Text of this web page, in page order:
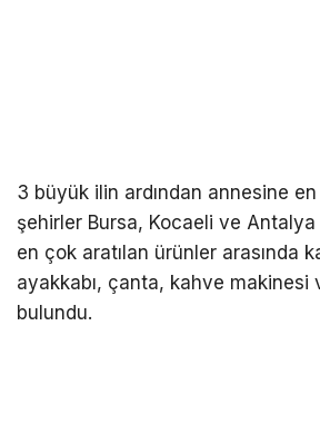
3 büyük ilin ardından annesine
şehirler Bursa, Kocaeli ve
en çok aratılan ürünler arasında
ayakkabı, çanta, kahve makinesi
bulundu.